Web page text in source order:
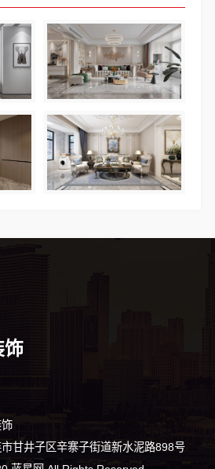
饰
甘井子区辛寨子街道新水泥路898号